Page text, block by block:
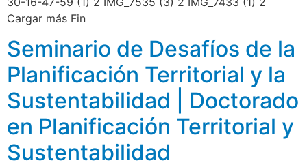
Cargar más Fin
Seminario de Desafíos de la
Planificación Territorial y la
Sustentabilidad | Doctorado
en Planificación Territorial y
Sustentabilidad